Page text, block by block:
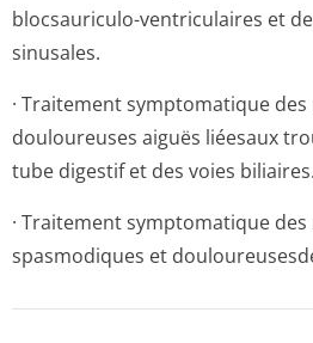
blocsauriculo-ventriculaires et
sinusales.
· Traitement symptomatique
douloureuses aiguës liéesaux
tube digestif et des voies biliaires.
· Traitement symptomatique
spasmodiques et